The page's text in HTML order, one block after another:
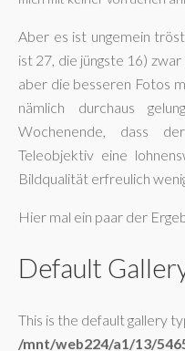
Aber es ist ungemein
ist 27, die jüngste 16)
aber die besseren Fotos
nämlich durchaus
Wochenende, dass
Teleobjektiv eine
Bildqualität erfreulich
Hier mal ein paar der
Default
This is the default gallery
/mnt/web224/a1/13/